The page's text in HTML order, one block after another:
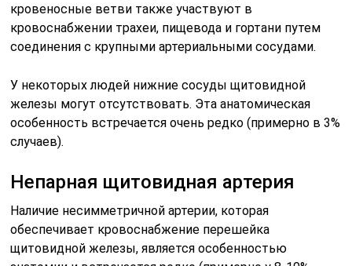
кровеносные ветви также участвуют в
кровоснабжении трахеи, пищевода и гортани путем
соединения с крупными артериальными сосудами.
У некоторых людей нижние сосуды щитовидной
железы могут отсутствовать. Эта анатомическая
особенность встречается очень редко (примерно в 3%
случаев).
Непарная щитовидная артерия
Наличие несимметричной артерии, которая
обеспечивает кровоснабжение перешейка
щитовидной железы, является особенностью